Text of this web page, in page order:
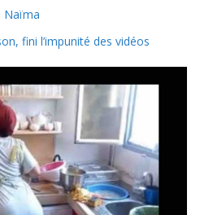
Naïma
fini l’impunité des vidéos